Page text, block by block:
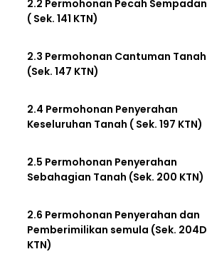
2.2 Permohonan Pecah Sempadan
( Sek. 141 KTN)
2.3 Permohonan Cantuman Tanah
(Sek. 147 KTN)
2.4 Permohonan Penyerahan
Keseluruhan Tanah ( Sek. 197 KTN)
2.5 Permohonan Penyerahan
Sebahagian Tanah (Sek. 200 KTN)
2.6 Permohonan Penyerahan dan
Pemberimilikan semula (Sek. 204D
KTN)